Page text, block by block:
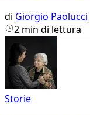
di Giorgio Paolucci
2 min di lettura
Storie